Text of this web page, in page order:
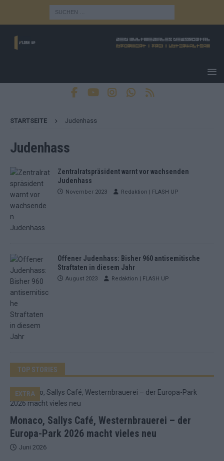
STARTSEITE Judenhass
Judenhass
Zentralratspräsident warnt vor wachsenden
Judenhass
November 2023 Redaktion | FLASH UP
Offener Judenhass: Bisher 960 antisemitische
Straftaten in diesem Jahr
August 2023 Redaktion | FLASH UP
TOP STORIES
Monaco, Sallys Café, Westernbrauerei – der
Europa-Park 2026 macht vieles neu
EXTRA
Juni 2026